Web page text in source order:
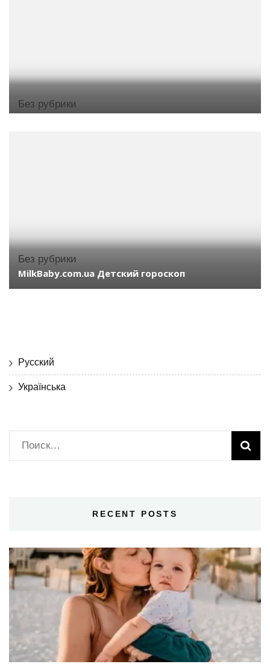
Без рубрики
Без рубрики
MilkBaby.com.ua Детский гороскоп
Русский
Українська
Найти:
RECENT POSTS